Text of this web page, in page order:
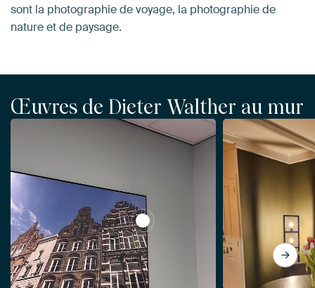
sont la photographie de voyage, la photographie de
nature et de paysage.
Œuvres de Dieter Walther au mur
View Façade de la vieille ville de